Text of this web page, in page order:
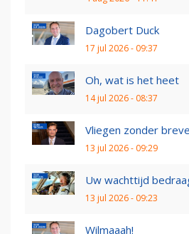
Dagobert Duck
17 jul 2026 - 09:37
Oh, wat is het heet
14 jul 2026 - 08:37
Vliegen zonder
13 jul 2026 - 09:29
Uw wachttijd
13 jul 2026 - 09:23
Wilmaaah!